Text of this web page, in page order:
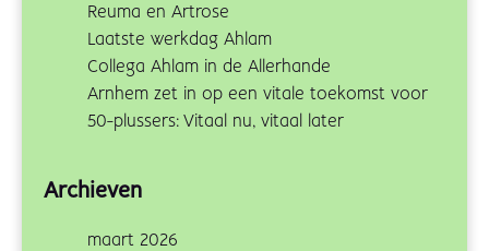
Reuma en Artrose
Laatste werkdag Ahlam
Collega Ahlam in de Allerhande
Arnhem zet in op een vitale toekomst voor
50-plussers: Vitaal nu, vitaal later
Archieven
maart 2026